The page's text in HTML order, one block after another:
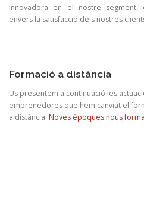
innovadora en el nostre
envers la satisfacció dels nostres
Formació a distància
Us presentem a continuació les
emprenedores que hem canviat el
a distància. Noves èpoques nous